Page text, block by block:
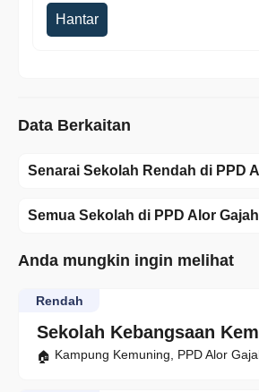
Hantar
Data Berkaitan
Senarai Sekolah Rendah di PPD
Semua Sekolah di PPD Alor Gajah
Anda mungkin ingin melihat
Sekolah Kebangsaan
Rendah
Kampung Kemuning, PPD Alor